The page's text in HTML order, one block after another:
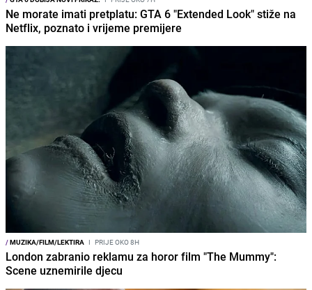
Ne morate imati pretplatu: GTA 6 "Extended Look" stiže na
Netflix, poznato i vrijeme premijere
/MUZIKA/FILM/LEKTIRA I PRIJE OKO 8H
London zabranio reklamu za horor film "The Mummy":
Scene uznemirile djecu